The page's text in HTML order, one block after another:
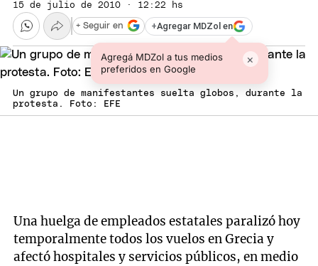
15 de julio de 2010 · 12:22 hs
+Agregar MDZol en
Agregá MDZol a tus medios
preferidos en Google
×
+ Seguir en
Un grupo de manifestantes suelta globos, durante la
protesta. Foto: EFE
Una huelga de empleados estatales paralizó hoy
temporalmente todos los vuelos en Grecia y
afectó hospitales y servicios públicos, en medio